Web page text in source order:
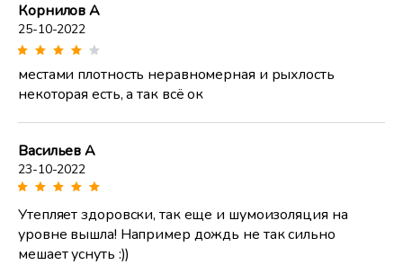
Корнилов А
25-10-2022
местами плотность неравномерная и рыхлость
некоторая есть, а так всё ок
Васильев А
23-10-2022
Утепляет здоровски, так еще и шумоизоляция на
уровне вышла! Например дождь не так сильно
мешает уснуть :))